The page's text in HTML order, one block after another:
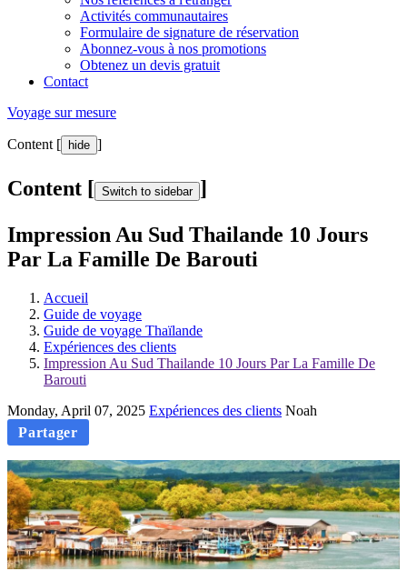
Activités communautaires
Formulaire de signature de réservation
Abonnez-vous à nos promotions
Obtenez un devis gratuit
Contact
Voyage sur mesure
Content [ hide ]
Content [ Switch to sidebar ]
Impression Au Sud Thailande 10 Jours
Par La Famille De Barouti
Accueil
Guide de voyage
Guide de voyage Thaïlande
Expériences des clients
Impression Au Sud Thailande 10 Jours Par La Famille De
Barouti
Monday, April 07, 2025 Expériences des clients Noah
Partager